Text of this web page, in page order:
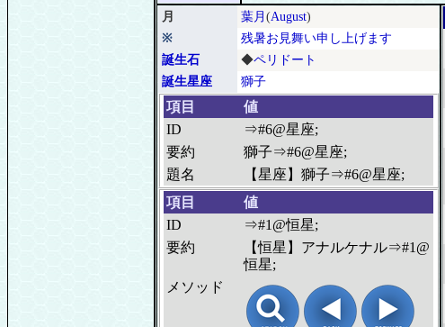
月 葉月 (August)
※
残暑お見舞い申し上げます
誕生石
◆ペリドート
誕生星座
獅子
項目
値
ID
⇒#6@星座;
要約
獅子⇒#6@星座;
題名
【星座】獅子⇒#6@星座;
項目
値
ID
⇒#1@恒星;
要約
【恒星】アナルケナル⇒#1@
恒星;
メソッド